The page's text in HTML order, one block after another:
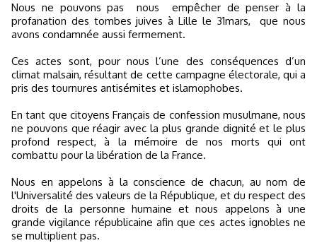
Nous ne pouvons pas nous empêcher de penser à la
profanation des tombes juives à Lille le 31mars, que nous
avons condamnée aussi fermement.
Ces actes sont, pour nous l’une des conséquences d’un
climat malsain, résultant de cette campagne électorale, qui a
pris des tournures antisémites et islamophobes.
En tant que citoyens Français de confession musulmane, nous
ne pouvons que réagir avec la plus grande dignité et le plus
profond respect, à la mémoire de nos morts qui ont
combattu pour la libération de la France.
Nous en appelons à la conscience de chacun, au nom de
l'Universalité des valeurs de la République, et du respect des
droits de la personne humaine et nous appelons à une
grande vigilance républicaine afin que ces actes ignobles ne
se multiplient pas.